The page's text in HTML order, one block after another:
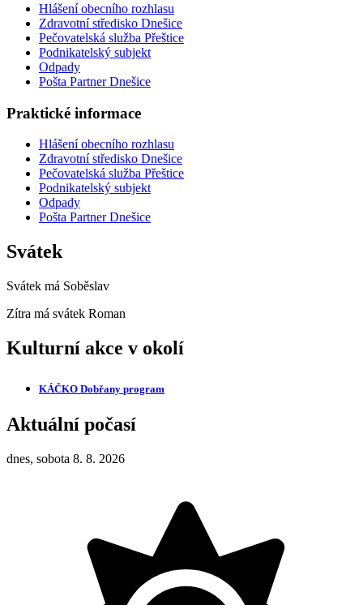
Hlášení obecního rozhlasu
Zdravotní středisko Dnešice
Pečovatelská služba Přeštice
Podnikatelský subjekt
Odpady
Pošta Partner Dnešice
Praktické informace
Hlášení obecního rozhlasu
Zdravotní středisko Dnešice
Pečovatelská služba Přeštice
Podnikatelský subjekt
Odpady
Pošta Partner Dnešice
Svátek
Svátek má Soběslav
Zítra má svátek Roman
Kulturní akce v okolí
KÁČKO Dobřany program
Aktuální počasí
dnes, sobota 8. 8. 2026